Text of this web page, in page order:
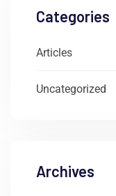
Categories
Articles
Uncategorized
Archives